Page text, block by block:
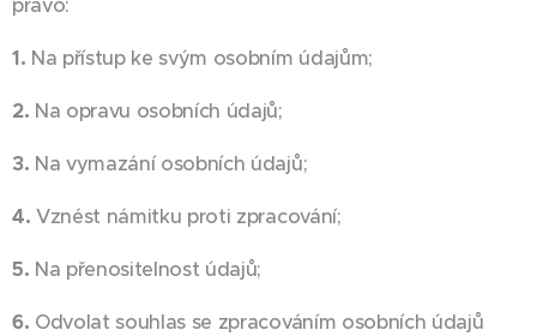
právo:
1. Na přístup ke svým osobním údajům;
2. Na opravu osobních údajů;
3. Na vymazání osobních údajů;
4.Vznést námitku proti zpracování;
5. Na přenositelnost údajů;
6. Odvolat souhlas se zpracováním osobních údajů